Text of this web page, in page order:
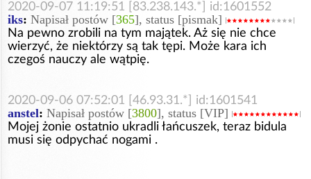
2020-09-07 11:19:51 [83.238.143.*] id:1601552
iks: Napisał postów [365], status [pismak]
Na pewno zrobili na tym majątek. Aż się nie chce
wierzyć, że niektórzy są tak tępi. Może kara ich
czegoś nauczy ale wątpię.
2020-09-06 07:52:01 [46.93.31.*] id:1601541
anstel: Napisał postów [3800], status [VIP]
Mojej żonie ostatnio ukradli łańcuszek, teraz bidula
musi się odpychać nogami .